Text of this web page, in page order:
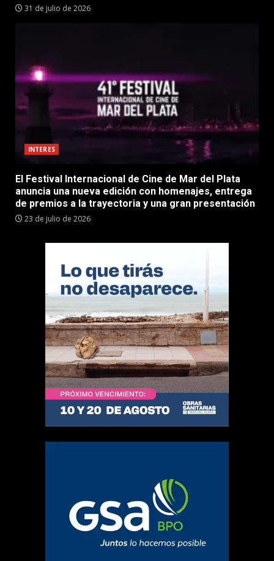
31 de julio de 2026
INTERES
El Festival Internacional de Cine de Mar del Plata
anuncia una nueva edición con homenajes, entrega
de premios a la trayectoria y una gran presentación
23 de julio de 2026